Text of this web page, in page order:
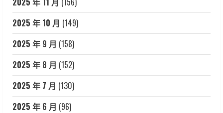
2025 年 10 月 (149)
2025 年 9 月 (158)
2025 年 8 月 (152)
2025 年 7 月 (130)
2025 年 6 月 (96)